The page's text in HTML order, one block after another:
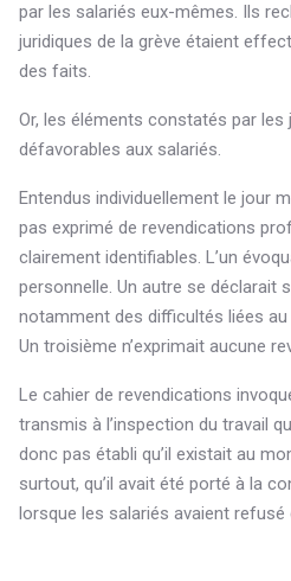
par les salariés eux-mêmes. Ils
juridiques de la grève étaient
des faits.
Or, les éléments constatés par
défavorables aux salariés.
Entendus individuellement le jour
pas exprimé de revendications
clairement identifiables. L’un
personnelle. Un autre se déclarait
notamment des difficultés liées au
Un troisième n’exprimait aucune
Le cahier de revendications
transmis à l’inspection du travail
donc pas établi qu’il existait au
surtout, qu’il avait été porté à la
lorsque les salariés avaient refusé